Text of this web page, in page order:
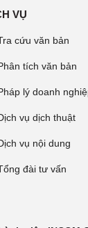
VỤ
cứu văn bản
tích văn bản
lý doanh
vụ dịch thuật
vụ nội dung
đài tư vấn